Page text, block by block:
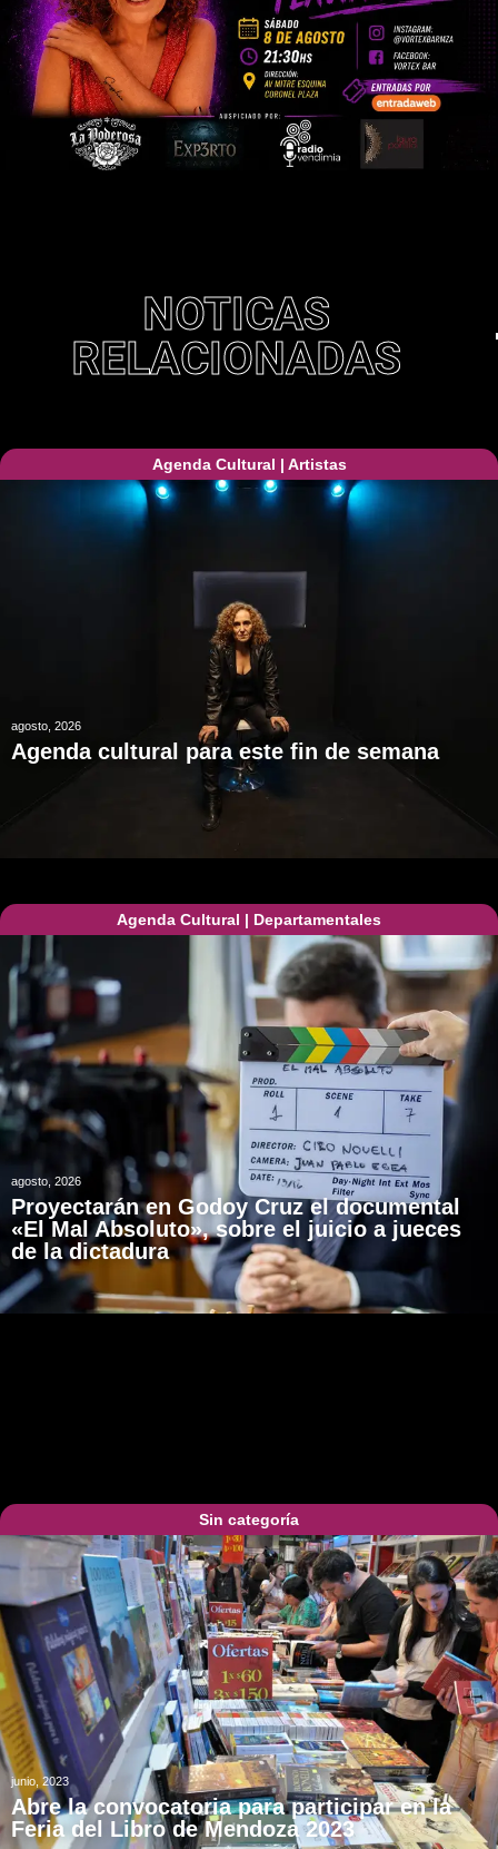
NOTICAS
RELACIONADAS
Agenda Cultural | Artistas
agosto, 2026
Agenda cultural para este fin de semana
Agenda Cultural | Departamentales
agosto, 2026
Proyectarán en Godoy Cruz el documental
«El Mal Absoluto», sobre el juicio a jueces
de la dictadura
Sin categoría
junio, 2023
Abre la convocatoria para participar en la
Feria del Libro de Mendoza 2023